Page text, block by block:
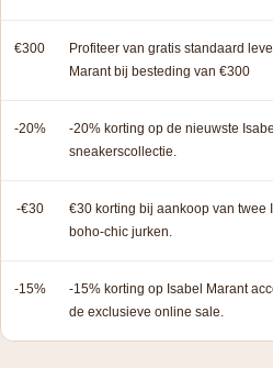
€300
Profiteer van gratis standaard
Marant bij besteding van €300
-20%
-20% korting op de nieuwste
sneakerscollectie.
-€30
€30 korting bij aankoop van twee
boho-chic jurken.
-15%
-15% korting op Isabel Marant
de exclusieve online sale.